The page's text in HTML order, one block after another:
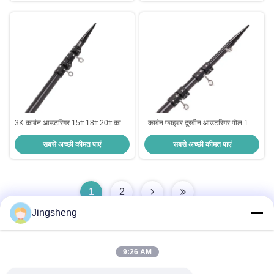
3K कार्बन आउटरिगर 15ft 18ft 20ft कार्बन
फाइबर आउटरिगर बिक्री के लिए
सबसे अच्छी कीमत पाएं
कार्बन फाइबर दूरबीन आउटरिगर पोल 15ft
18ft 20ft विस्तार योग्य आउटरिगर
सबसे अच्छी कीमत पाएं
1 2
Jingsheng
9:26 AM